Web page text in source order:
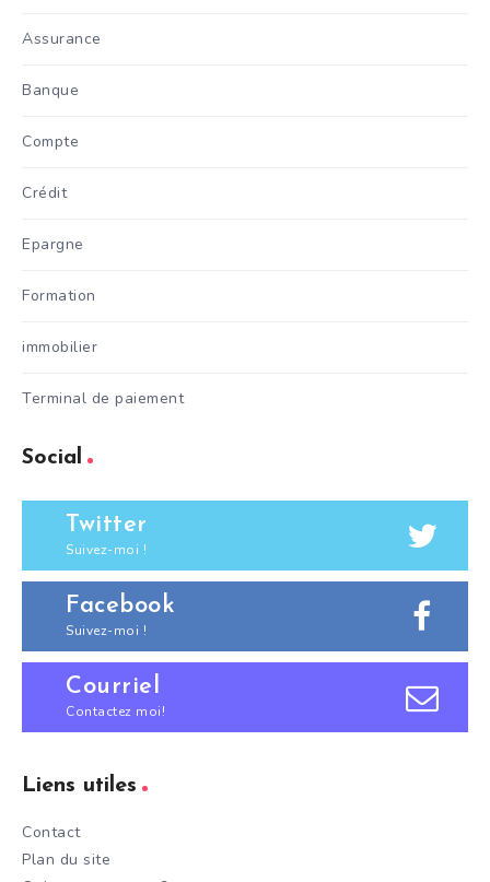
Assurance
Banque
Compte
Crédit
Epargne
Formation
immobilier
Terminal de paiement
Social
Twitter
Suivez-moi !
Facebook
Suivez-moi !
Courriel
Contactez moi!
Liens utiles
Contact
Plan du site